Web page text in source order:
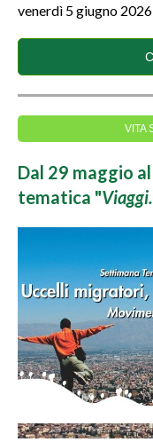
venerdì 5 giugno
VITA
Dal 29 maggio
tematica "